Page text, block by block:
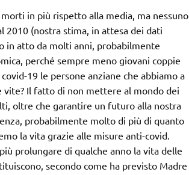
in più rispetto alla media, ma nessuno
2010 (nostra stima, in attesa dei dati
in atto da molti anni, probabilmente
perché sempre meno giovani coppie
19 le persone anziane che abbiamo a
vite? Il fatto di non mettere al mondo dei
oltre che garantire un futuro alla nostra
probabilmente molto di più di quanto
la vita grazie alle misure anti-covid.
prolungare di qualche anno la vita delle
secondo come ha previsto Madre